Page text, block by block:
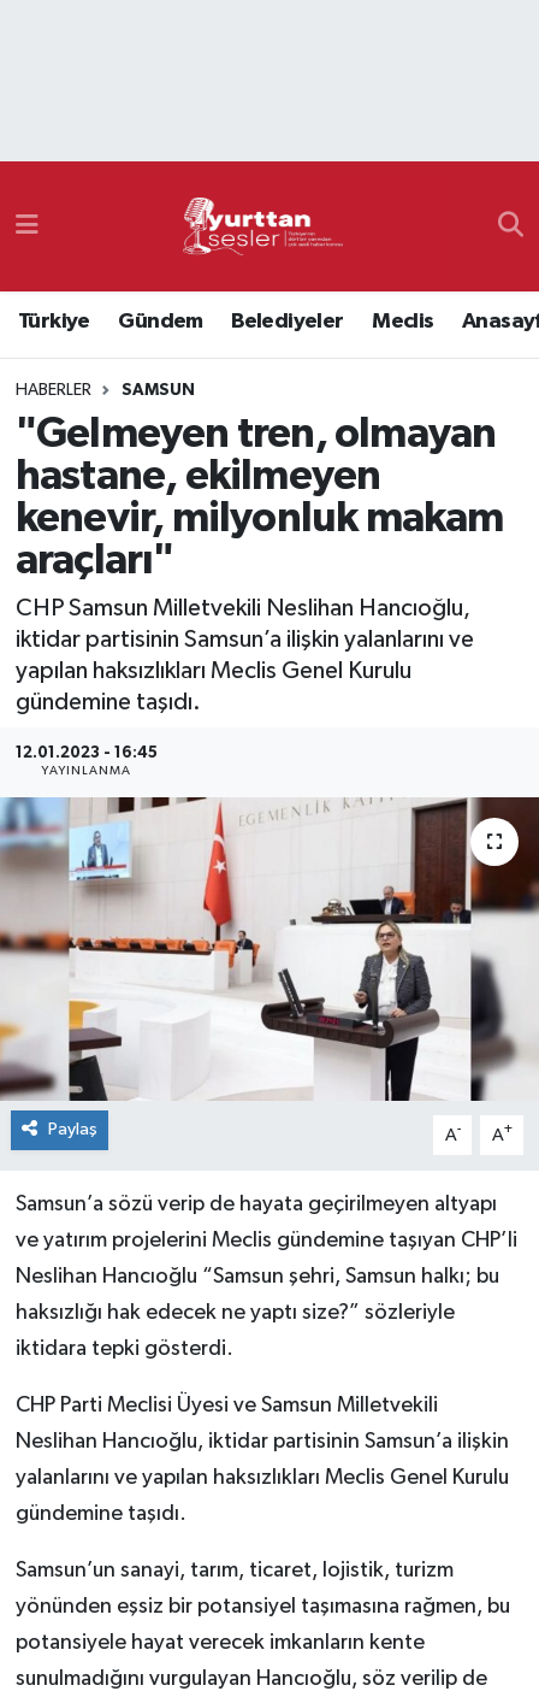
Türkiye Gündem Belediyeler Meclis
HABERLER SAMSUN
"Gelmeyen tren, olmayan
hastane, ekilmeyen
kenevir, milyonluk makam
araçları"
CHP Samsun Milletvekili Neslihan Hancıoğlu,
iktidar partisinin Samsun’a ilişkin yalanlarını ve
yapılan haksızlıkları Meclis Genel Kurulu
gündemine taşıdı.
12.01.2023 - 16:45
YAYINLANMA
Paylaş A- A+
Samsun’a sözü verip de hayata geçirilmeyen altyapı
ve yatırım projelerini Meclis gündemine taşıyan CHP’li
Neslihan Hancıoğlu “Samsun şehri, Samsun halkı; bu
haksızlığı hak edecek ne yaptı size?” sözleriyle
iktidara tepki gösterdi.
CHP Parti Meclisi Üyesi ve Samsun Milletvekili
Neslihan Hancıoğlu, iktidar partisinin Samsun’a ilişkin
yalanlarını ve yapılan haksızlıkları Meclis Genel Kurulu
gündemine taşıdı.
Samsun’un sanayi, tarım, ticaret, lojistik, turizm
yönünden eşsiz bir potansiyel taşımasına rağmen, bu
potansiyele hayat verecek imkanların kente
sunulmadığını vurgulayan Hancıoğlu, söz verilip de
Namaz Vakitleri
Süper Lig Puan Durumu ve Fikstür
Tüm Manşetler
Son Dakika Haberleri
Haber Arşivi